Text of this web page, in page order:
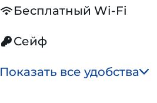
Бесплатный Wi-Fi
Сейф
Показать все удобства